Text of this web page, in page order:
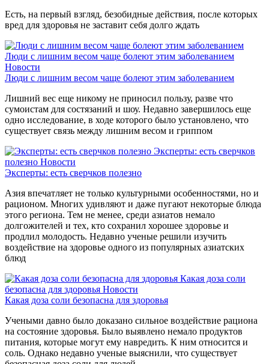
Есть, на первый взгляд, безобидные действия, после которых
вред для здоровья не заставит себя долго ждать
Люди с лишним весом чаще болеют этим заболеванием
Новости
Люди с лишним весом чаще болеют этим заболеванием
Лишний вес еще никому не приносил пользу, разве что
сумоистам для состязаний и шоу. Недавно завершилось еще
одно исследование, в ходе которого было установлено, что
существует связь между лишним весом и гриппом
Эксперты: есть сверчков
полезно Новости
Эксперты: есть сверчков полезно
Азия впечатляет не только культурными особенностями, но и
рационом. Многих удивляют и даже пугают некоторые блюда
этого региона. Тем не менее, среди азиатов немало
долгожителей и тех, кто сохранил хорошее здоровье и
продлил молодость. Недавно ученые решили изучить
воздействие на здоровье одного из популярных азиатских
блюд
Какая доза соли
безопасна для здоровья Новости
Какая доза соли безопасна для здоровья
Учеными давно было доказано сильное воздействие рациона
на состояние здоровья. Было выявлено немало продуктов
питания, которые могут ему навредить. К ним относится и
соль. Однако недавно ученые выяснили, что существует